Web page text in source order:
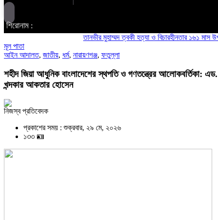
শিরোনাম :
তানভীর মুহাম্মদ ত্বকী হত্যা ও বিচারহীনতার ১৬১ মাস
মূল পাতা
আইন আদালত, জাতীয়, ধর্ম, নারায়ণগঞ্জ, ফতুল্লা
শহীদ জিয়া আধুনিক বাংলাদেশের স্থপতি ও গণতন্ত্রের আলোকবর্তিকা: এড.
খন্দকার আকতার হোসেন
নিজস্ব প্রতিবেদক
প্রকাশের সময় : শুক্রবার, ২৯ মে, ২০২৬
১৩৩ 🪪